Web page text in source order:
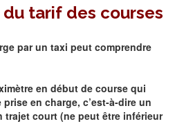
tarif des courses
par un taxi peut comprendre
en début de course qui
en charge, c’est-à-dire un
court (ne peut être inférieur